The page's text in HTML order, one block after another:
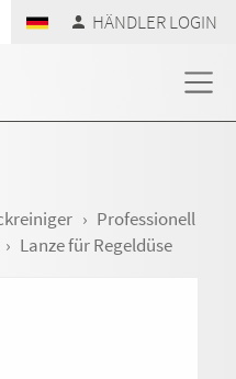
HÄNDLER LOGIN
Professionell
Lanze für Regeldüse